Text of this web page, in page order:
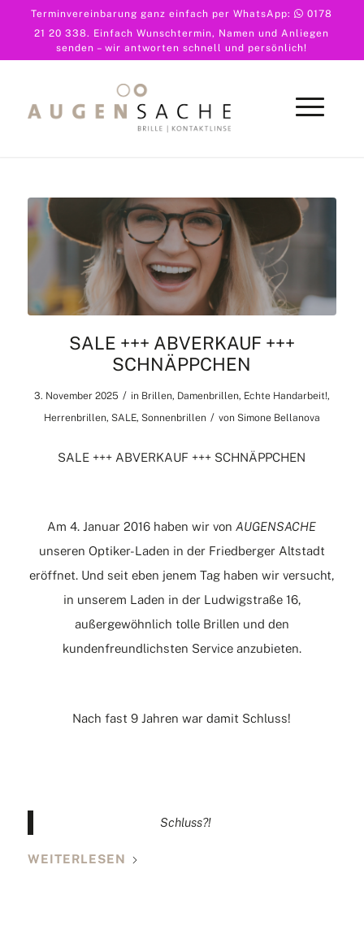
Terminvereinbarung ganz einfach per WhatsApp:
0178
21 20 338. Einfach Wunschtermin, Namen und Anliegen
senden – wir antworten schnell und persönlich!
SALE +++ ABVERKAUF +++
SCHNÄPPCHEN
3. November 2025 / in Brillen, Damenbrillen, Echte Handarbeit!,
Herrenbrillen, SALE, Sonnenbrillen / von Simone Bellanova
SALE +++ ABVERKAUF +++ SCHNÄPPCHEN
Am 4. Januar 2016 haben wir vonAUGENSACHE
unseren Optiker-Laden in der Friedberger Altstadt
eröffnet. Und seit eben jenem Tag haben wir versucht,
in unserem Laden in der Ludwigstraße 16,
außergewöhnlich tolle Brillen und den
kundenfreundlichsten Service anzubieten.
Nach fast 9 Jahren war damit Schluss!
Schluss?!
WEITERLESEN